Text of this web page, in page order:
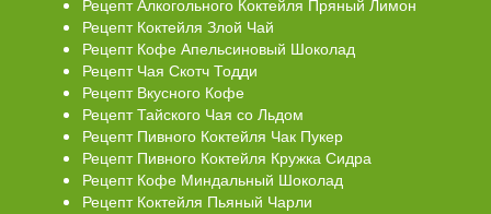
Рецепт Алкогольного Коктейля Пряный Лимон
Рецепт Коктейля Злой Чай
Рецепт Кофе Апельсиновый Шоколад
Рецепт Чая Скотч Тодди
Рецепт Вкусного Кофе
Рецепт Тайского Чая со Льдом
Рецепт Пивного Коктейля Чак Пукер
Рецепт Пивного Коктейля Кружка Сидра
Рецепт Кофе Миндальный Шоколад
Рецепт Коктейля Пьяный Чарли